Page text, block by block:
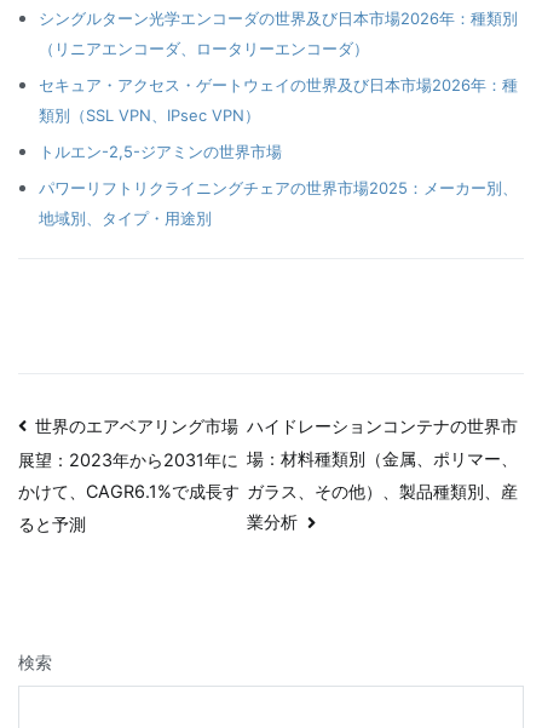
シングルターン光学エンコーダの世界及び日本市場2026年：種類別
（リニアエンコーダ、ロータリーエンコーダ）
セキュア・アクセス・ゲートウェイの世界及び日本市場2026年：種
類別（SSL VPN、IPsec VPN）
トルエン-2,5-ジアミンの世界市場
パワーリフトリクライニングチェアの世界市場2025：メーカー別、
地域別、タイプ・用途別
投
稿
ナ
ー
世界のエアベアリング市場
展望：2023年から2031年に
かけて、CAGR6.1%で成長す
ると予測
ハイドレーションコンテナの世界市
場：材料種類別（金属、ポリマー、
ガラス、その他）、製品種類別、産
業分析
検索